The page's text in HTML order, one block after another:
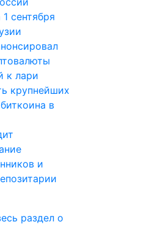
сентября
к лари
крупнейших
в
и